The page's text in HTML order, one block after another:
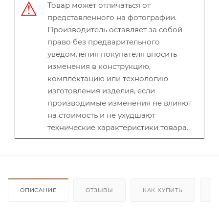
Товар может отличаться от
представленного на фотографии.
Производитель оставляет за собой
право без предварительного
уведомления покупателя вносить
изменения в конструкцию,
комплектацию или технологию
изготовления изделия, если
производимые изменения не влияют
на стоимость и не ухудшают
технические характеристики товара.
ОПИСАНИЕ ОТЗЫВЫ КАК КУПИТЬ